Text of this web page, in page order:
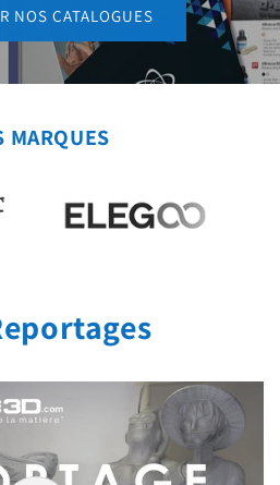
NOS CATALOGUES
MARQUES